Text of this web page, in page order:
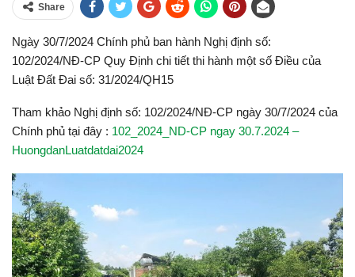
Share
Ngày 30/7/2024 Chính phủ ban hành Nghị định số:
102/2024/NĐ-CP Quy Định chi tiết thi hành một số Điều của
Luật Đất Đai số: 31/2024/QH15
Tham khảo Nghị định số: 102/2024/NĐ-CP ngày 30/7/2024 của
Chính phủ tại đây : 102_2024_ND-CP ngay 30.7.2024 –
HuongdanLuatdatdai2024